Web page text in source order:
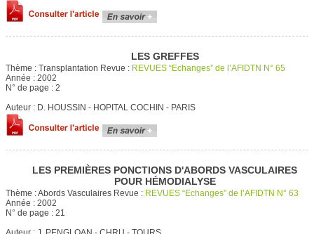
LES GREFFES
Thème : Transplantation Revue : REVUES “Echanges” de l’AFIDTN N° 65
Année : 2002
N° de page : 2
Auteur : D. HOUSSIN - HOPITAL COCHIN - PARIS
LES PREMIÈRES PONCTIONS D'ABORDS VASCULAIRES
POUR HÉMODIALYSE
Thème :Abords Vasculaires Revue : REVUES “Echanges” de l’AFIDTN N° 63
Année : 2002
N° de page : 21